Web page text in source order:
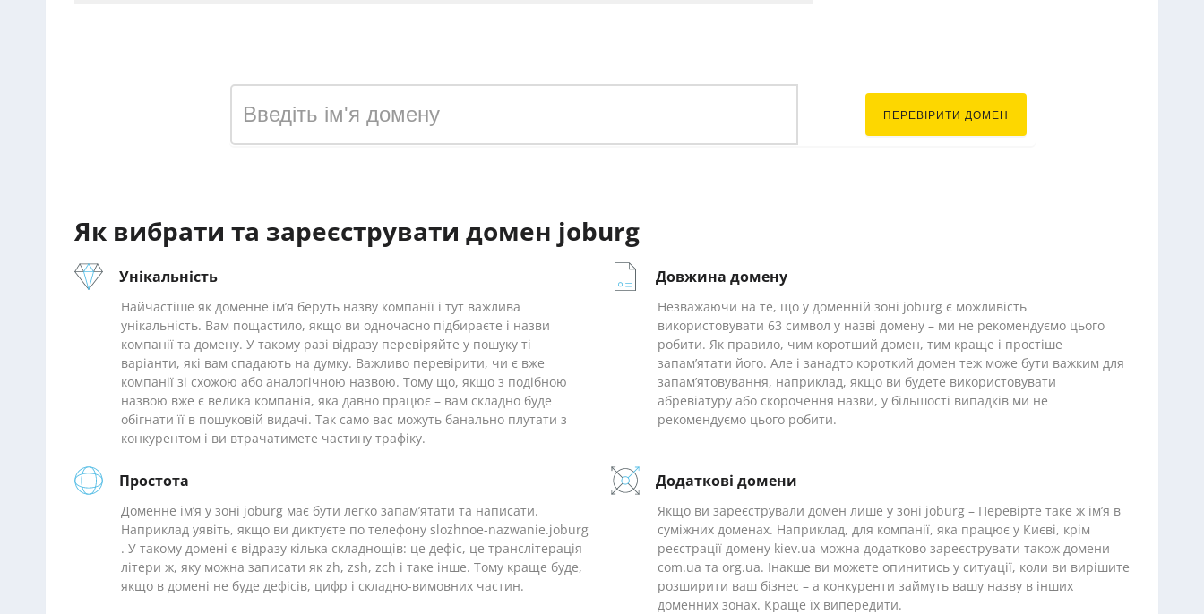
ПЕРЕВІРИТИ ДОМЕН
Як вибрати та зареєструвати домен joburg
Унікальність
Найчастіше як доменне ім’я беруть назву компанії і тут важлива
унікальність. Вам пощастило, якщо ви одночасно підбираєте і назви
компанії та домену. У такому разі відразу перевіряйте у пошуку ті
варіанти, які вам спадають на думку. Важливо перевірити, чи є вже
компанії зі схожою або аналогічною назвою. Тому що, якщо з подібною
назвою вже є велика компанія, яка давно працює – вам складно буде
обігнати її в пошуковій видачі. Так само вас можуть банально плутати з
конкурентом і ви втрачатимете частину трафіку.
Довжина домену
Незважаючи на те, що у доменній зоні joburg є можливість
використовувати 63 символ у назві домену – ми не рекомендуємо цього
робити. Як правило, чим коротший домен, тим краще і простіше
запам’ятати його. Але і занадто короткий домен теж може бути важким для
запам’ятовування, наприклад, якщо ви будете використовувати
абревіатуру або скорочення назви, у більшості випадків ми не
рекомендуємо цього робити.
Простота
Доменне ім’я у зоні joburg має бути легко запам’ятати та написати.
Наприклад уявіть, якщо ви диктуєте по телефону slozhnoe-nazwanie.joburg
. У такому домені є відразу кілька складнощів: це дефіс, це транслітерація
літери ж, яку можна записати як zh, zsh, zch і таке інше. Тому краще буде,
якщо в домені не буде дефісів, цифр і складно-вимовних частин.
Додаткові домени
Якщо ви зареєстрували домен лише у зоні joburg – Перевірте таке ж ім’я в
суміжних доменах. Наприклад, для компанії, яка працює у Києві, крім
реєстрації домену kiev.ua можна додатково зареєструвати також домени
com.ua та org.ua. Інакше ви можете опинитись у ситуації, коли ви вирішите
розширити ваш бізнес – а конкуренти займуть вашу назву в інших
доменних зонах. Краще їх випередити.